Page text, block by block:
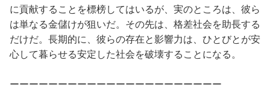
に貢献することを標榜してはいるが、実のところは、彼ら
は単なる金儲けが狙いだ。その先は、格差社会を助長する
だけだ。長期的に、彼らの存在と影響力は、ひとびとが安
心して暮らせる安定した社会を破壊することになる。
ーーーーーーーーーーーーーーーーーーーーーー